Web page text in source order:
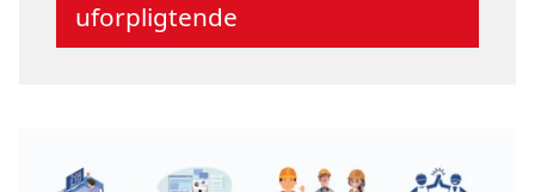
uforpligtende